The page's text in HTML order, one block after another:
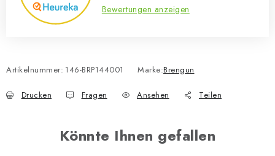
Bewertungen anzeigen
Artikelnummer: 146-BRP144001 Marke:Brengun
Drucken Fragen Ansehen Teilen
Könnte Ihnen gefallen